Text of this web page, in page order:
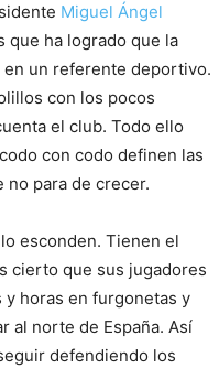
Miguel Ángel
que ha logrado que la
un referente deportivo.
con los pocos
el club. Todo ello
con codo definen las
no para de crecer.
esconden. Tienen el
cierto que sus jugadores
y horas en furgonetas y
al norte de España. Así
defendiendo los